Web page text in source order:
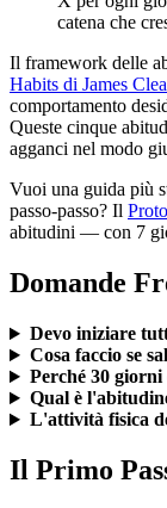
catena che
Il framework delle
Habits di James
comportamento
Queste cinque
agganci nel modo
Vuoi una guida più
passo-passo? Il
abitudini — con 7
Domande
Devo iniziare
Cosa faccio se
Perché 30 giorni
Qual è
L'attività fisica
Il Primo